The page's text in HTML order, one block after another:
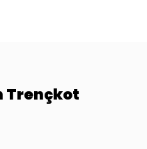
Trençkot